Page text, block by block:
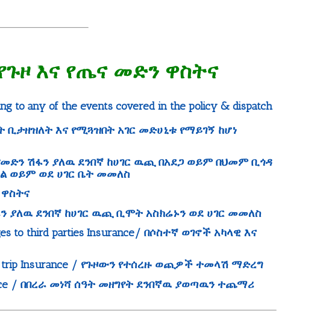
እና የጤና መድን ዋስትና
to any of the events covered in the policy & dispatch
እና የሚጓዝበት አገር መድሀኒቱ የማይገኝ ከሆነ
የመድን ሽፋን ያለዉ ደንበኛ ከሀገር ዉጪ በአደጋ ወይም በህመም ቢጎዳ
ወይም ወደ ሀገር ቤት መመለስ
ያለዉ ደንበኛ ከሀገር ዉጪ ቢሞት አስክሬኑን ወደ ሀገር መመለስ
to third parties Insurance/ በሶስተኛ ወገኖች አካላዊ እና
trip Insurance / የጉዞውን የተሰረዙ ወጪዎች ተመላሽ ማድረግ
/ በበረራ መነሻ ሰዓት መዘግየት ደንበኛዉ ያወጣዉን ተጨማሪ